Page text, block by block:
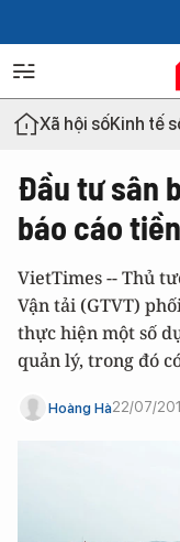
Xã hội sốKinh tế
Đầu tư sân
báo cáo
VietTimes -- Thủ
Vận tải (GTVT)
thực hiện một số
quản lý, trong đó
Hoàng Hà22/07/